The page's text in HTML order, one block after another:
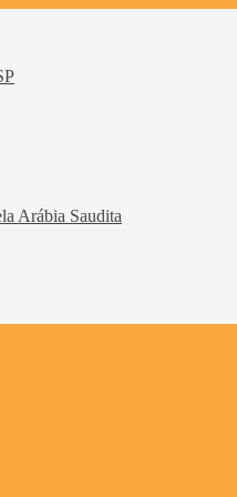
Arábia Saudita